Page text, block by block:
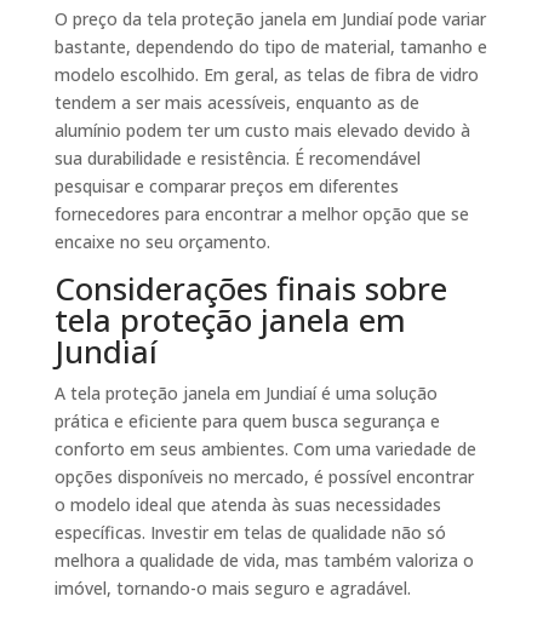
O preço da tela proteção janela em Jundiaí pode variar
bastante, dependendo do tipo de material, tamanho e
modelo escolhido. Em geral, as telas de fibra de vidro
tendem a ser mais acessíveis, enquanto as de
alumínio podem ter um custo mais elevado devido à
sua durabilidade e resistência. É recomendável
pesquisar e comparar preços em diferentes
fornecedores para encontrar a melhor opção que se
encaixe no seu orçamento.
Considerações finais sobre
tela proteção janela em
Jundiaí
A tela proteção janela em Jundiaí é uma solução
prática e eficiente para quem busca segurança e
conforto em seus ambientes. Com uma variedade de
opções disponíveis no mercado, é possível encontrar
o modelo ideal que atenda às suas necessidades
específicas. Investir em telas de qualidade não só
melhora a qualidade de vida, mas também valoriza o
imóvel, tornando-o mais seguro e agradável.